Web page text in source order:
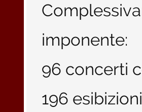
imponente:
96 concerti
196